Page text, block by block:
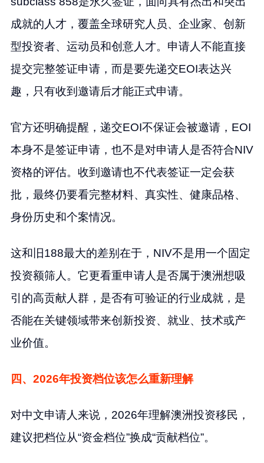
成就的人才，覆盖全球研究人员、企业家、创新
型投资者、运动员和创意人才。申请人不能直接
提交完整签证申请，而是要先递交EOI表达兴
趣，只有收到邀请后才能正式申请。
官方还明确提醒，递交EOI不保证会被邀请，EOI
本身不是签证申请，也不是对申请人是否符合NIV
资格的评估。收到邀请也不代表签证一定会获
批，最终仍要看完整材料、真实性、健康品格、
身份历史和个案情况。
这和旧188最大的差别在于，NIV不是用一个固定
投资额筛人。它更看重申请人是否属于澳洲想吸
引的高贡献人群，是否有可验证的行业成就，是
否能在关键领域带来创新投资、就业、技术或产
业价值。
四、2026年投资档位该怎么重新理解
对中文申请人来说，2026年理解澳洲投资移民，
建议把档位从“资金档位”换成“贡献档位”。